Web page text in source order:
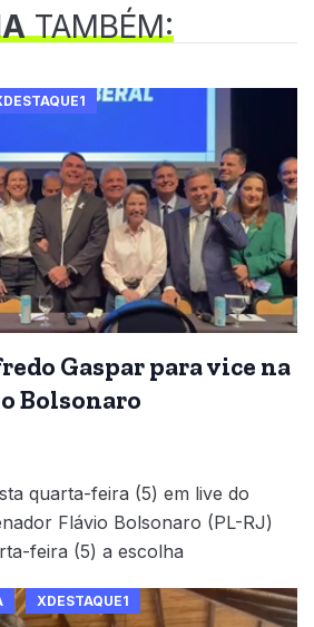
TAMBÉM:
Gaspar para vice na
Bolsonaro
quarta-feira (5) em live do
Flávio Bolsonaro (PL-RJ)
feira (5) a escolha
XDESTAQUE1